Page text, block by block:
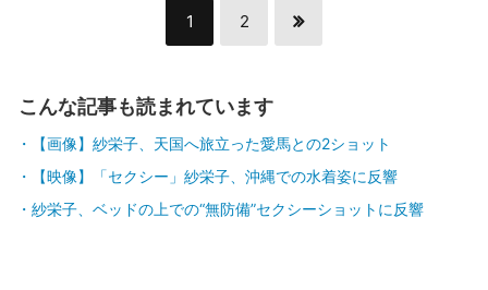
1 2
こんな記事も読まれています
【画像】紗栄子、天国へ旅立った愛馬との2ショット
【映像】「セクシー」紗栄子、沖縄での水着姿に反響
紗栄子、ベッドの上での“無防備”セクシーショットに反響